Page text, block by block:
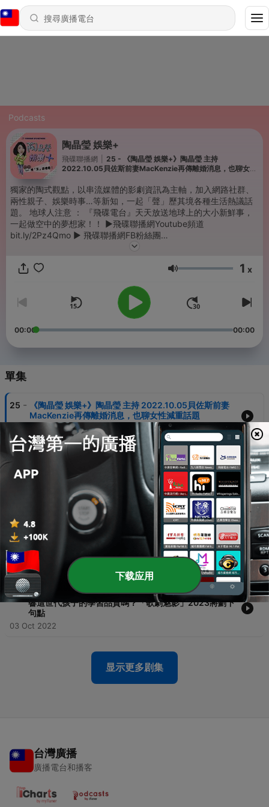
Podcasts
陶晶瑩 娛樂+
飛碟聯播網
25 - 《陶晶瑩 娛樂+》陶晶瑩 主持
2022.10.05貝佐斯前妻MacKenzie再傳離婚消息，也聊女性
獨家的陶式觀點，以串流媒體的影劇資訊為主軸，加入網路社群、
兩性親子、娛樂時事…等新知，一起「聲」歷其境各種生活熱議話
題。 地球人注意 ： 『飛碟電台』天天放送地球上的大小新鮮事，
一起做空中的夢想家！！ ▶️飛碟聯播網Youtube頻道
bit.ly/2Pz4Qmo ▶️ 飛碟聯播網FB粉絲團
facebook.com/ufonetwork921 ▶️ 網路線上收聽
離 Android：reurl.cc/j78ZKm iOS：reurl.cc/ZOG3LA -- Hosting
音量 1 x
00:00 00:00
單集
25 -
《陶晶瑩 娛樂+》陶晶瑩 主持 2022.10.05貝佐斯前妻
MacKenzie再傳離婚消息，也聊女性減重話題
24 - 《陶晶瑩 娛樂+》陶晶瑩 主持 2022.10.03 美國陪讀生
活有感！家庭主婦的日常，讓Me Time變奢侈？
17 Oct 2022
《陶晶瑩 娛樂+》陶晶瑩 主持 2022.09.30 關於加州陽
光的生活體驗，以及Kobe Bryant遺孀的新聞事件
09 Oct 2022
22
《陶晶瑩 娛樂+》陶晶瑩 主持 2022.09.28 關心全球時
事！美國非法移民引發的各種社會議題
09 Oct 2022
21 - 《陶晶瑩 娛樂+》陶晶瑩 主持 2022.09.26 疫情可能影
響這世代孩子的學習品質嗎？「歌劇魅影」2023將劃下
句點
03 Oct 2022
显示更多剧集
台灣廣播
廣播電台和播客
下载应用